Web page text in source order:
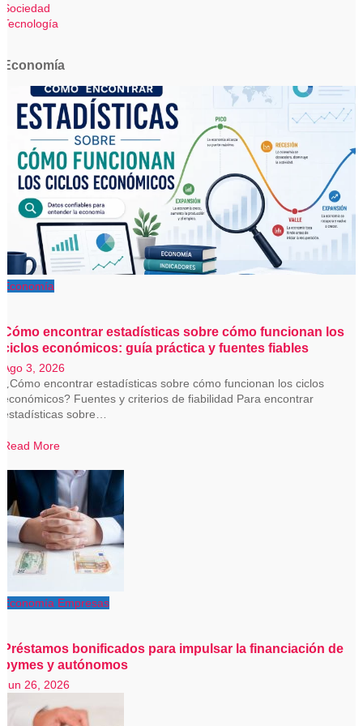
Sociedad
Tecnología
Economía
Economía
Cómo encontrar estadísticas sobre cómo funcionan los
ciclos económicos: guía práctica y fuentes fiables
Ago 3, 2026
¿Cómo encontrar estadísticas sobre cómo funcionan los ciclos
económicos? Fuentes y criterios de fiabilidad Para encontrar
estadísticas sobre…
Read More
Economía Empresas
Préstamos bonificados para impulsar la financiación de
pymes y autónomos
Jun 26, 2026